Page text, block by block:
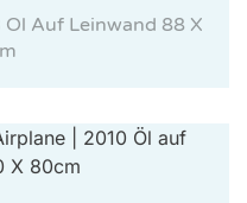
Auf Leinwand 88 X